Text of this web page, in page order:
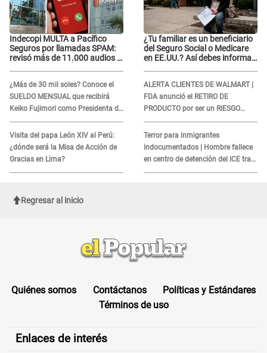
Indecopi MULTA a Pacífico
Seguros por llamadas SPAM:
revisó más de 11.000 audios y
¿Más de 30 mil soles? Conoce el
SUELDO MENSUAL que recibirá
Keiko Fujimori como Presidenta de
la República
Visita del papa León XIV al Perú:
¿dónde será la Misa de Acción de
Gracias en Lima?
¿Tu familiar es un beneficiario
del Seguro Social o Medicare
en EE.UU.? Así debes informar
ALERTA CLIENTES DE WALMART |
FDA anunció el RETIRO DE
PRODUCTO por ser un RIESGO
MORTAL para consumidores: ¿Cuál
es?
Terror para inmigrantes
indocumentados | Hombre fallece
en centro de detención del ICE tras
sufrir una "emergencia médica"
Regresar al inicio
Quiénes somos Contáctanos
Políticas y Estándares
Términos de uso
Enlaces de interés